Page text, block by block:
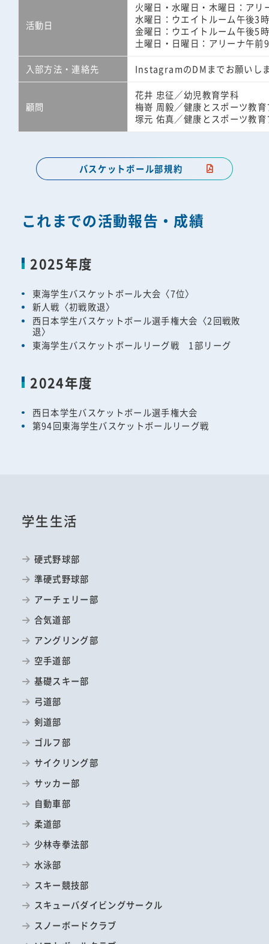
活動日
火曜日・水曜日・木曜日：ア
水曜日：ウエイトルーム午後3
金曜日：ウエイトルーム午後5
土曜日・日曜日：アリーナ午前
入部方法・連絡先 InstagramのDMまでお願いし
顧問
花井 忠征／幼児教育学科
梅嵜 周毅／健康とスポーツ教
塚元 佑真／健康とスポーツ教
バスケットボール部規約
これまでの活動報告・成績
2025年度
東海学生バスケットボール大会〈7位〉
新人戦〈初戦敗退〉
西日本学生バスケットボール選手権大会〈2回戦敗
退〉
東海学生バスケットボールリーグ戦 1部リーグ
2024年度
西日本学生バスケットボール選手権大会
第94回東海学生バスケットボールリーグ戦
学生生活
硬式野球部
準硬式野球部
アーチェリー部
合気道部
アングリング部
空手道部
基礎スキー部
弓道部
剣道部
ゴルフ部
サイクリング部
サッカー部
自動車部
柔道部
少林寺拳法部
水泳部
スキー競技部
スキューバダイビングサークル
スノーボードクラブ